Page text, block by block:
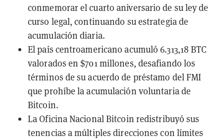
conmemorar el cuarto aniversario de su ley de
curso legal, continuando su estrategia de
acumulación diaria.
El país centroamericano acumuló 6.313,18 BTC
valorados en $701 millones, desafiando los
términos de su acuerdo de préstamo del FMI
que prohíbe la acumulación voluntaria de
Bitcoin.
La Oficina Nacional Bitcoin redistribuyó sus
tenencias a múltiples direcciones con límites